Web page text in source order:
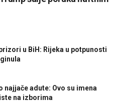
u BiH: Rijeka u potpunosti
najjače adute: Ovo su imena
na izborima